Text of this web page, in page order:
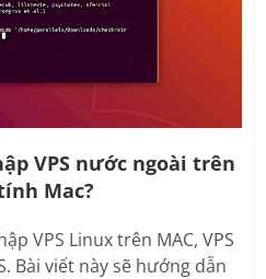
VPS nước ngoài trên
Mac?
VPS Linux trên MAC, VPS
Bài viết này sẽ hướng dẫn